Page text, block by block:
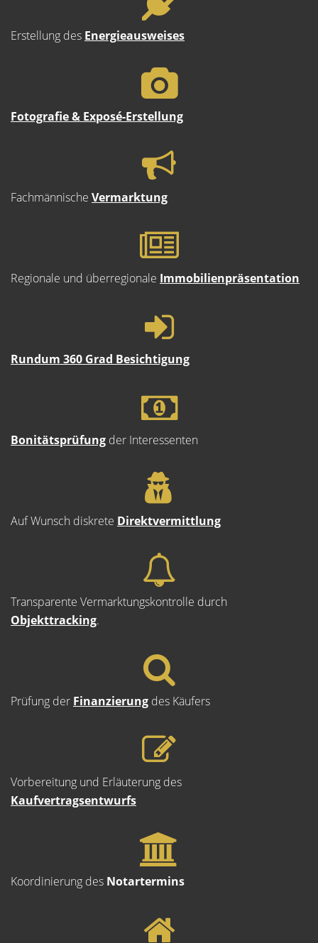
Erstellung des Energieausweises
Fotografie & Exposé-Erstellung
Fachmännische Vermarktung
Regionale und überregionale Immobilienpräsentation
Rundum 360 Grad Besichtigung
Bonitätsprüfung der Interessenten
Auf Wunsch diskrete Direktvermittlung
Transparente Vermarktungskontrolle durch
Objekttracking.
Prüfung der Finanzierung des Käufers
Vorbereitung und Erläuterung des
Kaufvertragsentwurfs
Koordinierung des Notartermins